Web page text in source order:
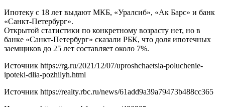
Ипотеку с 18 лет выдают МКБ, «Уралсиб», «Ак Барс» и банк
«Санкт-Петербург».
Открытой статистики по конкретному возрасту нет, но в
банке «Санкт-Петербург» сказали РБК, что доля ипотечных
заемщиков до 25 лет составляет около 7%.
Источник https://rg.ru/2021/12/07/uproshchaetsia-poluchenie-
ipoteki-dlia-pozhilyh.html
Источник https://realty.rbc.ru/news/61add9a39a79473b488cc365